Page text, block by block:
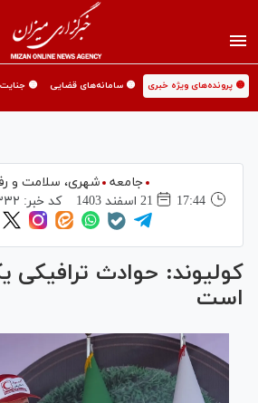
🟡 پرونده‌های ویژه خبری 🟡 سامانه‌های قضایی 🟡
جامعه
شهری،‌ سلامت و
17:44
21 اسفند 1403 کد خبر:
کولیوند: حوادث
است